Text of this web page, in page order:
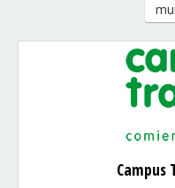
iniciar sesión / registro
Campus